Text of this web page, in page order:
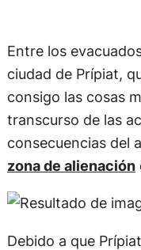
Entre los
ciudad de Prípiat,
consigo las cosas
transcurso de las
consecuencias del
zona de alienación
Debido a que